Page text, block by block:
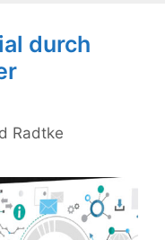
durch
Radtke